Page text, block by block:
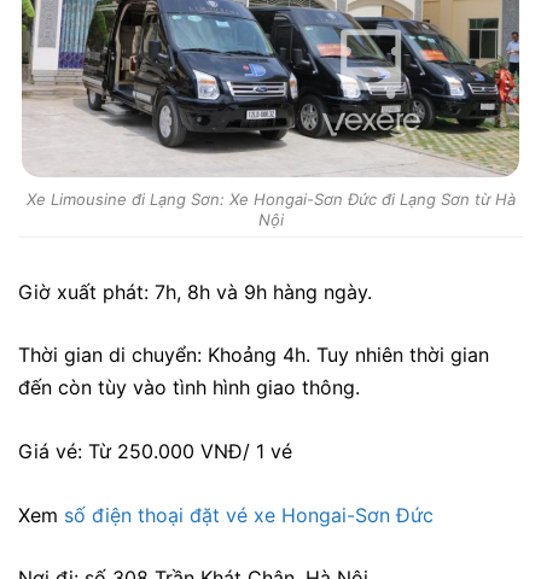
Xe Limousine đi Lạng Sơn: Xe Hongai-Sơn Đức đi Lạng Sơn từ Hà
Nội
Giờ xuất phát: 7h, 8h và 9h hàng ngày.
Thời gian di chuyển: Khoảng 4h. Tuy nhiên thời gian
đến còn tùy vào tình hình giao thông.
Giá vé: Từ 250.000 VNĐ/ 1 vé
Xem số điện thoại đặt vé xe Hongai-Sơn Đức